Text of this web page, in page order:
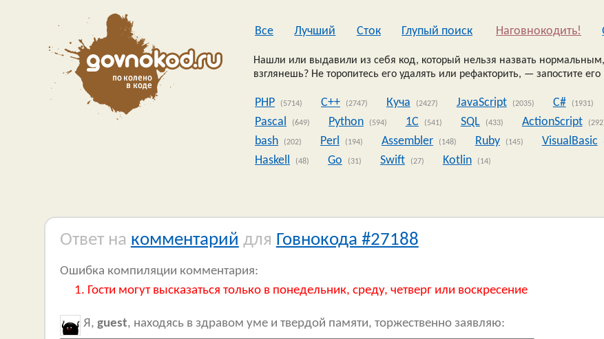
Все Лучший Сток Глупый поиск Наговнокодить!
Нашли или выдавили из себя код, который нельзя назвать
взглянешь? Не торопитесь его удалять или рефакторить, — запостите
PHP (5714) C++ (2747) Куча (2427) JavaScript (2035) C# (1931)
Pascal (649) Python (594) 1C (541) SQL (433) ActionScript
bash (202) Perl (194) Assembler (148) Ruby (145) VisualBasic
Haskell (48) Go (31) Swift (27) Kotlin (14)
Ответ на комментарий для Говнокода #27188
Ошибка компиляции комментария:
Гости могут высказаться только в понедельник, среду, четверг или воскресение
Я, guest, находясь в здравом уме и твердой памяти, торжественно заявляю: